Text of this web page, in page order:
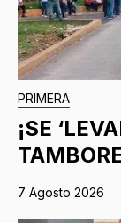
PRIMERA
¡SE
7 Agosto 2026